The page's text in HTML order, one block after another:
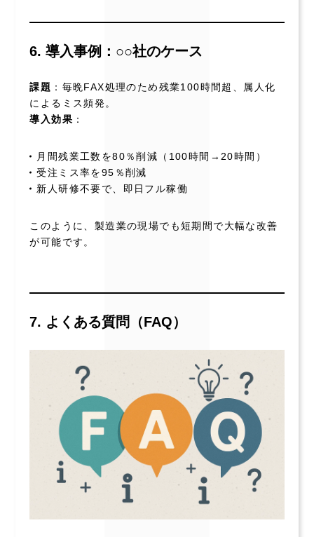
6. 導入事例：○○社のケース
課題 ：毎晩FAX処理のため残業100時間超、属人化
によるミス頻発。
導入効果 ：
月間残業工数を80％削減（100時間→20時間）
受注ミス率を95％削減
新人研修不要で、即日フル稼働
このように、製造業の現場でも短期間で大幅な改善
が可能です。
7. よくある質問（FAQ）